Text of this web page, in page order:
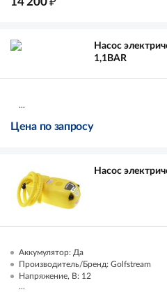
Насос
1,1BAR
...
Цена по запросу
Насос
Аккумулятор: Да
Производитель/Бренд: Golfstream
Напряжение, В: 12
...